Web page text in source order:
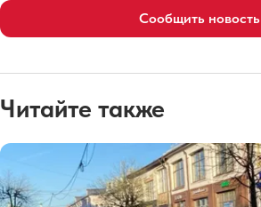
Сообщить новость
Читайте также